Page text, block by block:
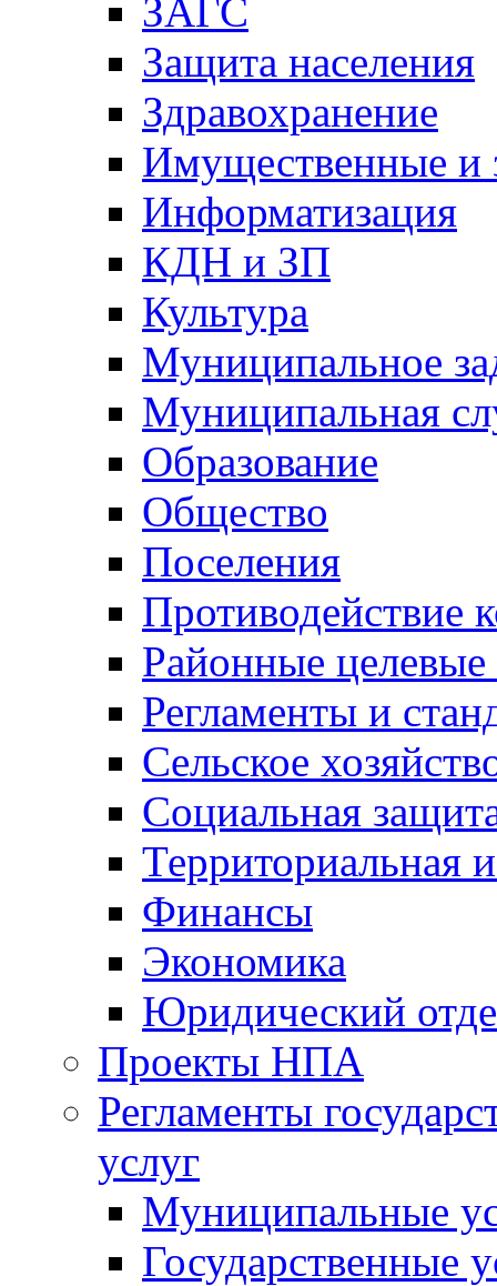
ЗАГС
Защита населения
Здравохранение
Имущественные и
Информатизация
КДН и ЗП
Культура
Муниципальное
Муниципальная
Образование
Общество
Поселения
Противодействие
Районные
Регламенты и
Сельское
Социальная
Территориальная
Финансы
Экономика
Юридический
Проекты НПА
Регламенты
услуг
Муниципальные
Государственные